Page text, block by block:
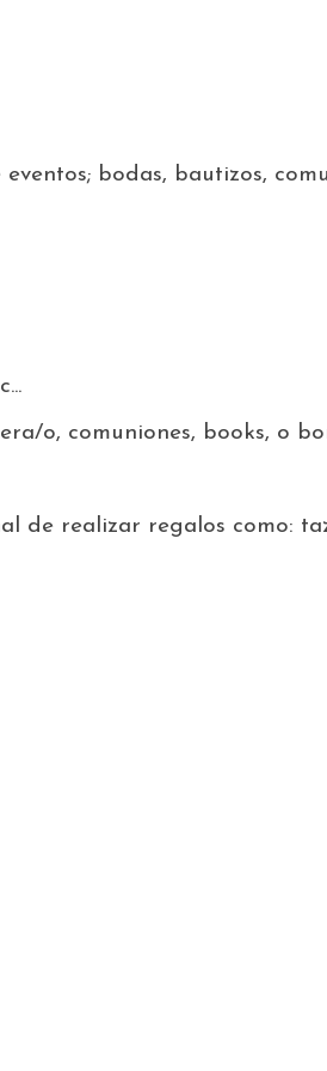
bodas, bautizos,
o, comuniones, books, o
de realizar regalos como: